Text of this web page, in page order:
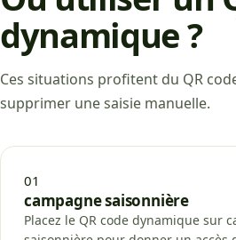
dynamique ?
Ces situations profitent du QR
supprimer une saisie manuelle.
01
campagne saisonnière
Placez le QR code dynamique sur